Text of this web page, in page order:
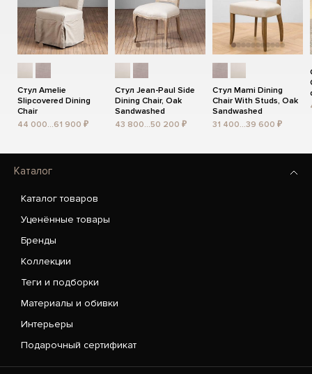
Стул Amelie
Slipcovered Dining
Chair
44 000...61 900 ₽
Стул Jean-Paul Side
Dining Chair, Oak
Sandwashed
43 800...50 200 ₽
Стул Mami Dining
Chair With Studs, Oak
Sandwashed
31 400...39 600 ₽
Каталог
Каталог товаров
Уценённые товары
Бренды
Коллекции
Теги и подборки
Материалы и обивки
Интерьеры
Подарочный сертификат